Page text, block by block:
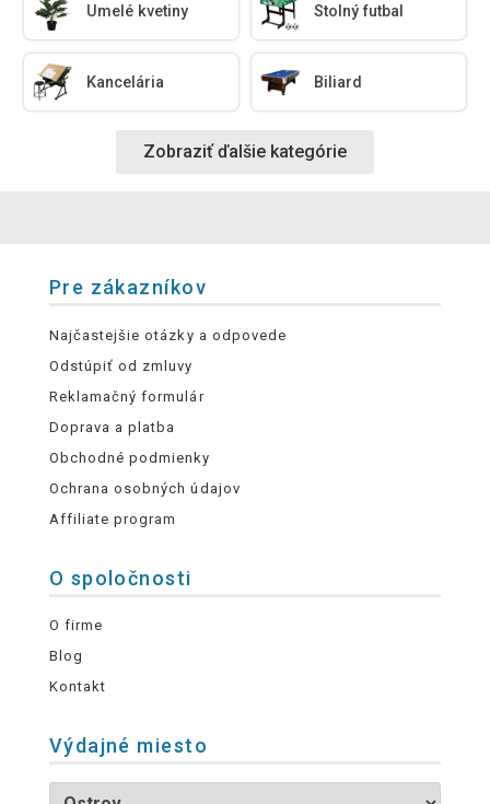
Umelé kvetiny Stolný futbal
Kancelária Biliard
Zobraziť ďalšie kategórie
Pre zákazníkov
Najčastejšie otázky a odpovede
Odstúpiť od zmluvy
Reklamačný formulár
Doprava a platba
Obchodné podmienky
Ochrana osobných údajov
Affiliate program
O spoločnosti
O firme
Blog
Kontakt
Výdajné miesto